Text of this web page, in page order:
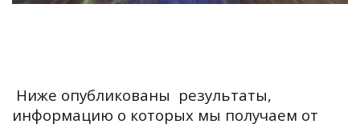
Ниже опубликованы результаты,
информацию о которых мы получаем от